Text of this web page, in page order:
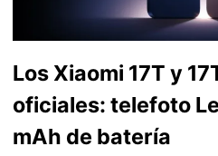
Los Xiaomi 17T y
oficiales: telefoto
mAh de batería